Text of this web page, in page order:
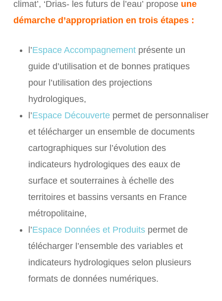
climat’, ‘Drias- les futurs de l’eau’ propose une
démarche d’appropriation en trois étapes :
l’Espace Accompagnementprésente un
guide d’utilisation et de bonnes pratiques
pour l’utilisation des projections
hydrologiques,
l’Espace Découvertepermet de personnaliser
et télécharger un ensemble de documents
cartographiques sur l’évolution des
indicateurs hydrologiques des eaux de
surface et souterraines à échelle des
territoires et bassins versants en France
métropolitaine,
l’Espace Données et Produitspermet de
télécharger l’ensemble des variables et
indicateurs hydrologiques selon plusieurs
formats de données numériques.